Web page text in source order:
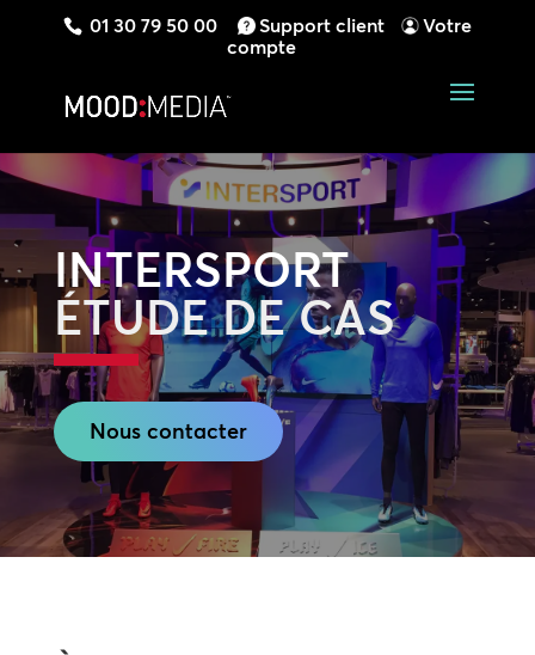
01 30 79 50 00 Support client
Votre
compte
INTERSPORT
ÉTUDE DE CAS
Nous contacter